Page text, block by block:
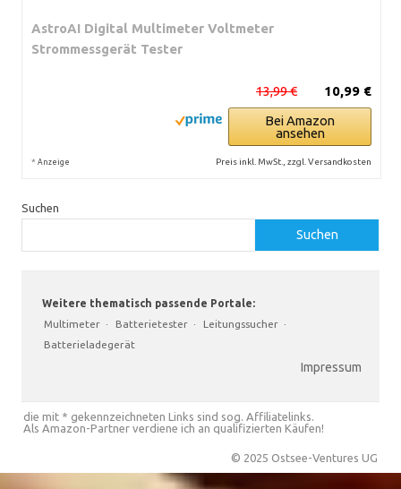
AstroAI Digital Multimeter Voltmeter
Strommessgerät Tester
10,99 €
13,99 €
Bei Amazon
ansehen
* Anzeige Preis inkl. MwSt., zzgl. Versandkosten
Suchen
Suchen
Weitere thematisch passende Portale:
Multimeter · Batterietester · Leitungssucher ·
Batterieladegerät
Impressum
die mit * gekennzeichneten Links sind sog. Affiliatelinks.
Als Amazon-Partner verdiene ich an qualifizierten Käufen!
© 2025 Ostsee-Ventures UG